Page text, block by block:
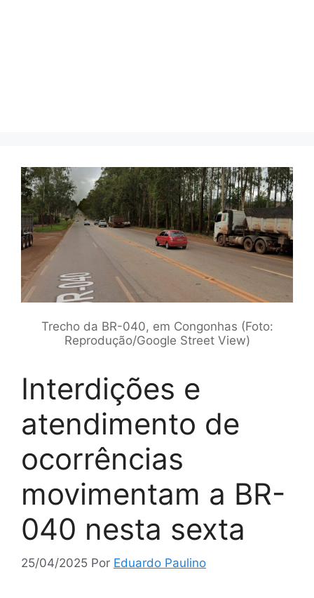
Trecho da BR-040, em Congonhas (Foto:
Reprodução/Google Street View)
Interdições e
atendimento de
ocorrências
movimentam a BR-
040 nesta sexta
25/04/2025 Por Eduardo Paulino